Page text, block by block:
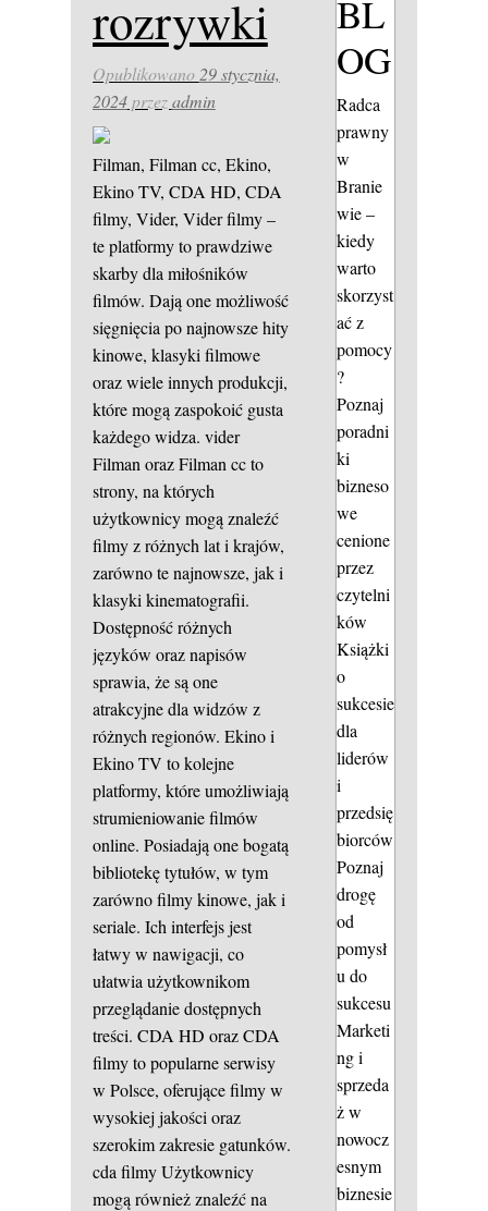
rozrywki
Opublikowano 29 stycznia,
2024przezadmin
Filman, Filman cc, Ekino,
Ekino TV, CDA HD, CDA
filmy, Vider, Vider filmy –
te platformy to prawdziwe
skarby dla miłośników
filmów. Dają one możliwość
sięgnięcia po najnowsze hity
kinowe, klasyki filmowe
oraz wiele innych produkcji,
które mogą zaspokoić gusta
każdego widza. vider
Filman oraz Filman cc to
strony, na których
użytkownicy mogą znaleźć
filmy z różnych lat i krajów,
zarówno te najnowsze, jak i
klasyki kinematografii.
Dostępność różnych
języków oraz napisów
sprawia, że są one
atrakcyjne dla widzów z
różnych regionów. Ekino i
Ekino TV to kolejne
platformy, które umożliwiają
strumieniowanie filmów
online. Posiadają one bogatą
bibliotekę tytułów, w tym
zarówno filmy kinowe, jak i
seriale. Ich interfejs jest
łatwy w nawigacji, co
ułatwia użytkownikom
przeglądanie dostępnych
treści. CDA HD oraz CDA
filmy to popularne serwisy
w Polsce, oferujące filmy w
wysokiej jakości oraz
szerokim zakresie gatunków.
cda filmyUżytkownicy
mogą również znaleźć na
BL
OG
Radca
prawny
w
Branie
wie –
kiedy
warto
skorzyst
ać z
pomocy
?
Poznaj
poradni
ki
bizneso
we
cenione
przez
czytelni
ków
Książki
o
sukcesie
dla
liderów
i
przedsię
biorców
Poznaj
drogę
od
pomysł
u do
sukcesu
Marketi
ng i
sprzeda
ż w
nowocz
esnym
biznesie